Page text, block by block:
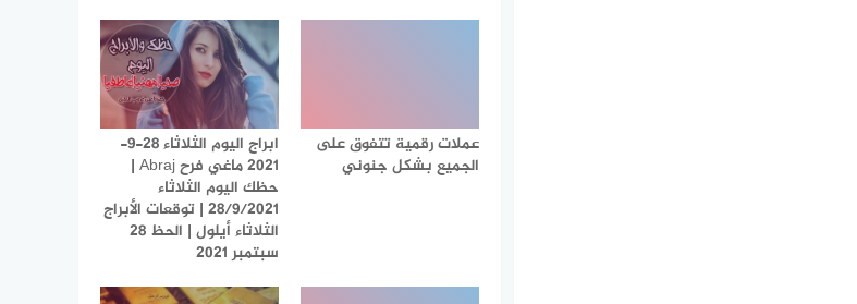
عملات رقمية تتفوق على
الجميع بشكل جنوني
ابراج اليوم الثلاثاء 28-9-
2021 ماغي فرح Abraj |
حظك اليوم الثلاثاء
28/9/2021 | توقعات الأبراج
الثلاثاء أيلول | الحظ 28
سبتمبر 2021